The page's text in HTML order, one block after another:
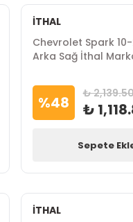
İTHAL
Chevrolet Spark 10-
Arka Sağ İthal
%48 ₺
₺
Sepete
İTHAL